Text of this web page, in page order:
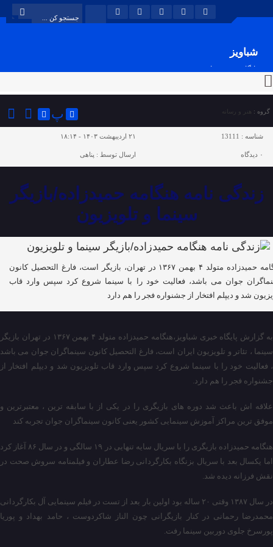
شباویز
پایگاه خبری شباویز
گروه : هنر و رسانه پ
شناسه : 13111 ۲۱ اردیبهشت ۱۴۰۳ - ۱۸:۱۴
۰ دیدگاه ارسال توسط : پناهی
زندگی نامه هنگامه حمیدزاده/بازیگر
سینما و تلویزیون
هنگامه حمیدزاده متولد ۴ بهمن ۱۳۶۷ در تهران، بازیگر است، فارغ التحصیل کانون
جوان می باشد، فعالیت خود را با سینما شروع کرد سپس وارد قاب
شد و دیپلم افتخار از جشنواره فجر را هم دارد
به گزارش پایگاه خبری شباویز،هنگامه حمیدزاده متولد ۴ بهمن ۱۳۶۷ در تهران بازیگر
سینما ، تئاتر و تلویزیون ایران است، فارغ التحصیل کانون سینماگران جوان می باشد
، فعالیت خود را با سینما شروع کرد سپس وارد قاب تلویزیون شد و دیپلم افتخار از
جشنواره فجر را هم دارد.
علاقه اش باعث شد دوره های بازیگری را در یکی از با سابقه ترین ، معتبرترین و
موفق ترین مراکز آموزش سینمایی کشور یعنی کانون سینماگران جوان تجربه کند
هنگامه حمیدزاده بازیگری را با سریال سایه تنهایی در ۱۹ سالگی و در سال ۸۶ آغاز کرد
اما یکسال بعد با سریال بزنگاه بکارگردانی رضا عطاران و فیلمنامه سروش صحت در
نقش فرزانه دیده شد.
در سال ۱۳۸۷ وقتی ۲۰ ساله بود اولین بار بعد از تست در فیلم سینمایی آل بکارگردانی
محمدرضا رحمانی در کنار بازیگرانی چون الناز شاکردوست ، حامد بهداد و پوریا
پورسرخ جلوی دوربین سینما رفت.